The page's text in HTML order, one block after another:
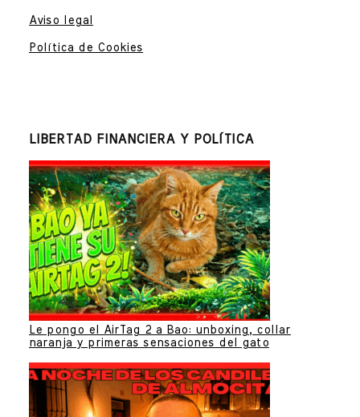
Aviso legal
Política de Cookies
LIBERTAD FINANCIERA Y POLÍTICA
Le pongo el AirTag 2 a Bao: unboxing, collar
naranja y primeras sensaciones del gato